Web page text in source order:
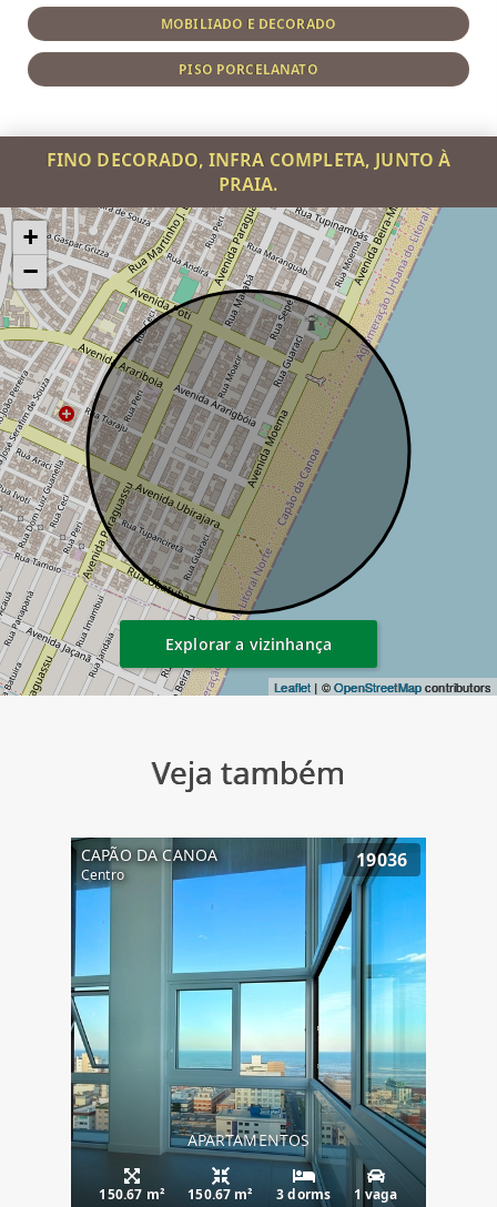
MOBILIADO E DECORADO
PISO PORCELANATO
FINO DECORADO, INFRA COMPLETA, JUNTO À
PRAIA.
+
−
Leaflet | ©OpenStreetMapcontributors
Explorar a vizinhança
Veja também
CAPÃO DA CANOA
Centro
19036
APARTAMENTOS
150.67 m² 150.67 m² 3 dorms 1 vaga